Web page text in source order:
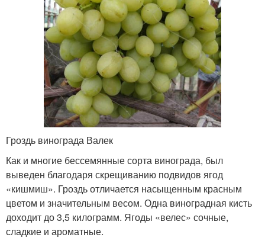
Гроздь винограда Валек
Как и многие бессемянные сорта винограда, был
выведен благодаря скрещиванию подвидов ягод
«кишмиш». Гроздь отличается насыщенным красным
цветом и значительным весом. Одна виноградная кисть
доходит до 3,5 килограмм. Ягоды «велес» сочные,
сладкие и ароматные.